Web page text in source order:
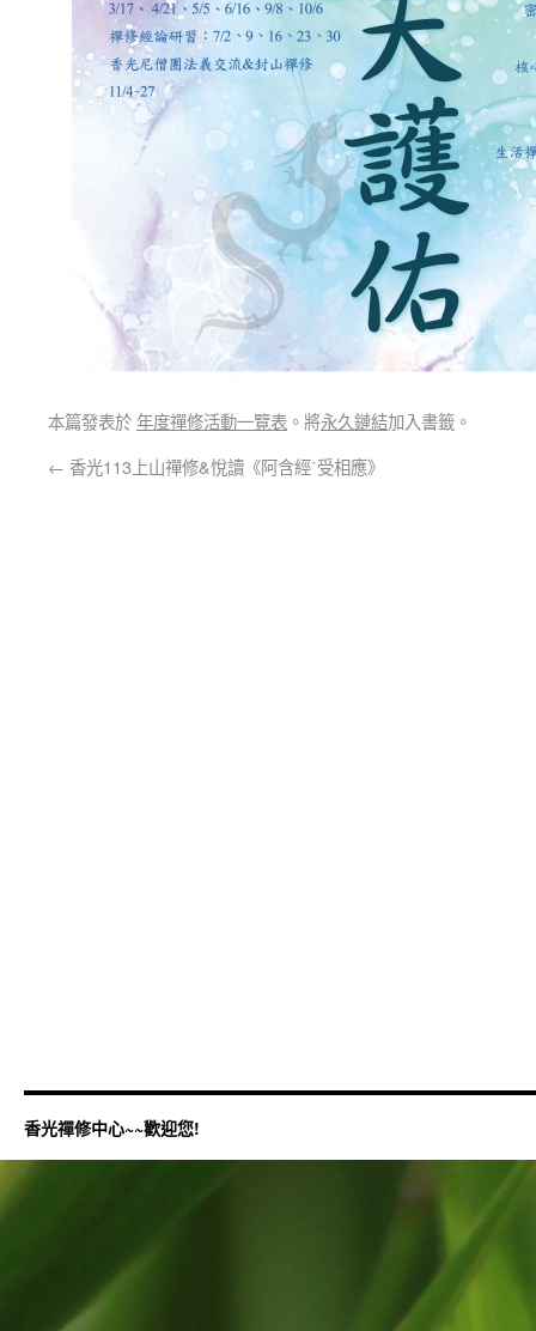
本篇發表於年度禪修活動一覽表 。將永久鏈結加入書籤。
← 香光113上山禪修&悅讀《阿含經˙受相應》
香光禪修中心~~歡迎您!